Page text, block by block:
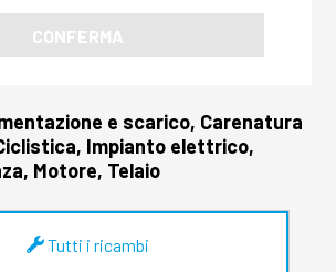
CONFERMA
e scarico, Carenatura
Impianto elettrico,
Motore, Telaio
Tutti i ricambi